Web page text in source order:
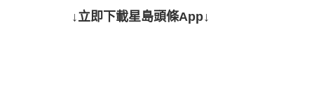
↓立即下載星島頭條App↓